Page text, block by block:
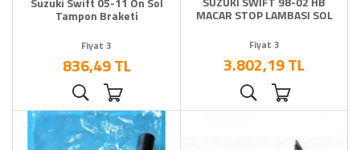
Tampon Braketi
Fiyat 3
836,49 TL
MACAR STOP LAMBASI SOL
Fiyat 3
3.802,19 TL